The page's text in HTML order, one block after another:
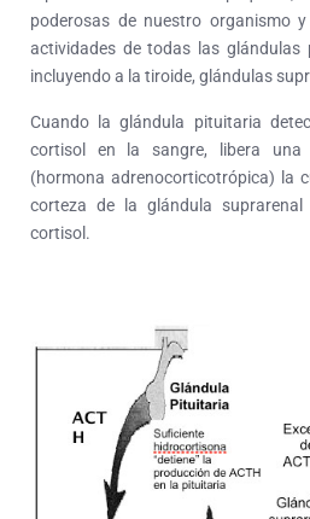
poderosas de nuestro organismo
actividades de todas las glándulas
incluyendo a la tiroide, glándulas
Cuando la glándula pituitaria
cortisol en la sangre, libera una
(hormona adrenocorticotrópica) la
corteza de la glándula
cortisol.